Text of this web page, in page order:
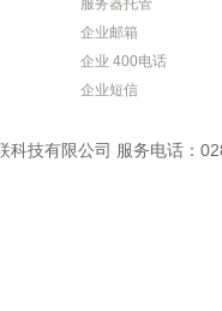
服务器托管
企业邮箱
企业 400电话
企业短信
科技有限公司 服务电话：